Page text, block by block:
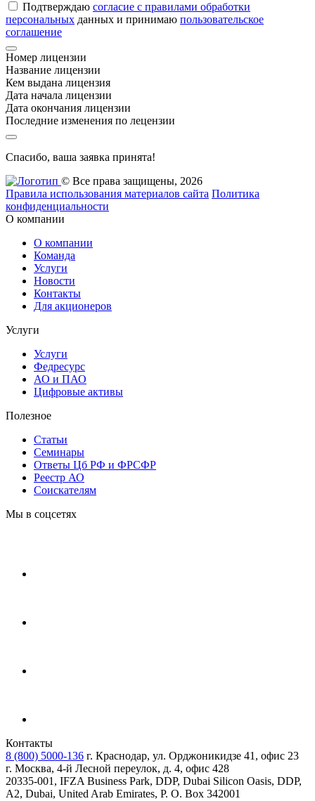
Подтверждаю согласие с правилами обработки
персональных данных и принимаю пользовательское
соглашение
Номер лицензии
Название лицензии
Кем выдана лицензия
Дата начала лицензии
Дата окончания лицензии
Последние изменения по лецензии
Спасибо, ваша заявка принята!
© Все права защищены, 2026
Правила использования материалов сайта Политика
конфиденциальности
О компании
О компании
Команда
Услуги
Новости
Контакты
Для акционеров
Услуги
Услуги
Федресурс
АО и ПАО
Цифровые активы
Полезное
Статьи
Cеминары
Ответы Цб РФ и ФРСФР
Реестр АО
Соискателям
Мы в соцсетях
Контакты
8 (800) 5000-136 г. Краснодар, ул. Орджоникидзе 41, офис 23
г. Москва, 4-й Лесной переулок, д. 4, офис 428
20335-001, IFZA Business Park, DDP, Dubai Silicon Oasis, DDP,
A2, Dubai, United Arab Emirates, P. O. Box 342001